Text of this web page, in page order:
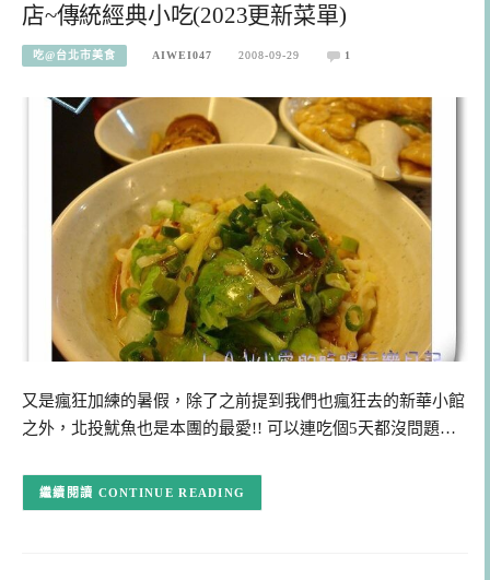
店~傳統經典小吃(2023更新菜單)
吃@台北市美食 AIWEI047 2008-09-29 1
又是瘋狂加練的暑假，除了之前提到我們也瘋狂去的新華小館
之外，北投魷魚也是本團的最愛!! 可以連吃個5天都沒問題…
CONTINUE READING